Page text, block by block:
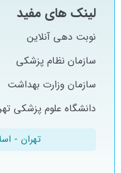
لینک های مفید
نوبت دهی آنلاین
سازمان نظام پزشکی
سازمان وزارت بهداشت
دانشگاه علوم پزشکی
تهران -